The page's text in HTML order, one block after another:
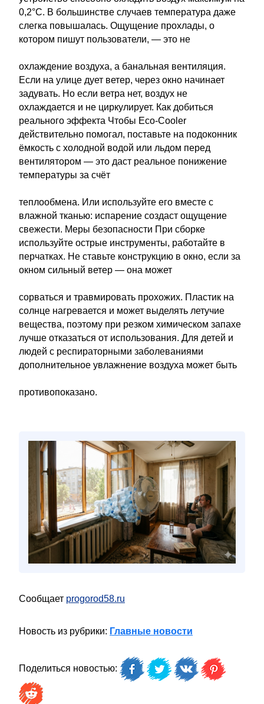
0,2°C. В большинстве случаев температура даже
слегка повышалась. Ощущение прохлады, о
котором пишут пользователи, — это не
охлаждение воздуха, а банальная вентиляция.
Если на улице дует ветер, через окно начинает
задувать. Но если ветра нет, воздух не
охлаждается и не циркулирует. Как добиться
реального эффекта Чтобы Eco-Cooler
действительно помогал, поставьте на подоконник
ёмкость с холодной водой или льдом перед
вентилятором — это даст реальное понижение
температуры за счёт
теплообмена. Или используйте его вместе с
влажной тканью: испарение создаст ощущение
свежести. Меры безопасности При сборке
используйте острые инструменты, работайте в
перчатках. Не ставьте конструкцию в окно, если за
окном сильный ветер — она может
сорваться и травмировать прохожих. Пластик на
солнце нагревается и может выделять летучие
вещества, поэтому при резком химическом запахе
лучше отказаться от использования. Для детей и
людей с респираторными заболеваниями
дополнительное увлажнение воздуха может быть
противопоказано.
Сообщает progorod58.ru
Новость из рубрики: Главные новости
Поделиться новостью: